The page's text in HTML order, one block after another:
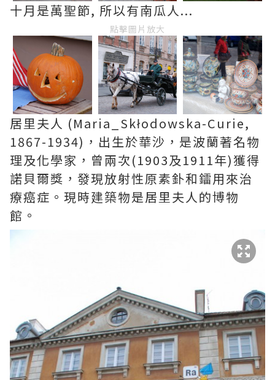
十月是萬聖節, 所以有南瓜人...
點擊圖片放大
居里夫人 (Maria_Skłodowska-Curie,
1867-1934)，出生於華沙，是波蘭著名物
理及化學家，曾兩次(1903及1911年)獲得
諾貝爾獎，發現放射性原素釙和鐳用來治
療癌症。現時建築物是居里夫人的博物
館。